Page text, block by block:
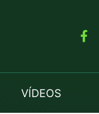
VÍDEOS